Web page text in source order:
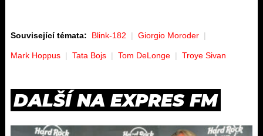
Související témata: Blink-182 Giorgio Moroder
Mark Hoppus Tata Bojs Tom DeLonge Troye Sivan
DALŠÍ NA EXPRES FM